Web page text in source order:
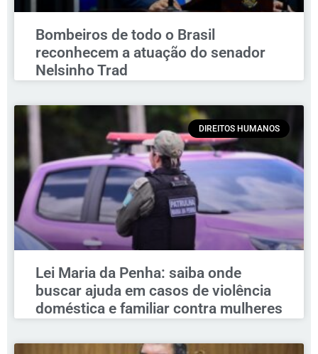
Bombeiros de todo o Brasil
reconhecem a atuação do senador
Nelsinho Trad
DIREITOS HUMANOS
Lei Maria da Penha: saiba onde
buscar ajuda em casos de violência
doméstica e familiar contra mulheres